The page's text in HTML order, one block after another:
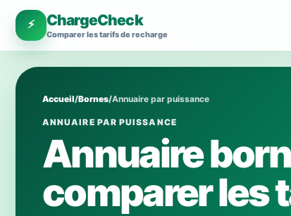
⚡ ChargeCheck
Comparer les tarifs de recharge
Accueil/Bornes/Annuaire par puissance
ANNUAIRE PAR PUISSANCE
Annuaire
comparer les